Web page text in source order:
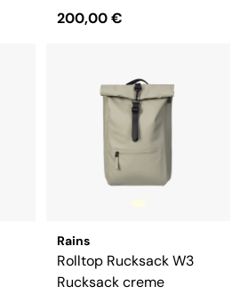
200,00 €
Rains
Rolltop Rucksack W3
Rucksack creme